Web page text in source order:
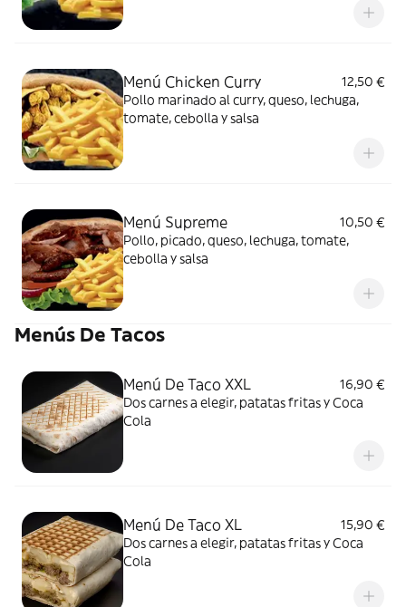
Menú Chicken Curry
12,50 €
Pollo marinado al curry, queso, lechuga,
tomate, cebolla y salsa
Menú Supreme
10,50 €
Pollo, picado, queso, lechuga, tomate,
cebolla y salsa
Menús De Tacos
Menú De Taco XXL
16,90 €
Dos carnes a elegir, patatas fritas y Coca
Cola
Menú De Taco XL
15,90 €
Dos carnes a elegir, patatas fritas y Coca
Cola